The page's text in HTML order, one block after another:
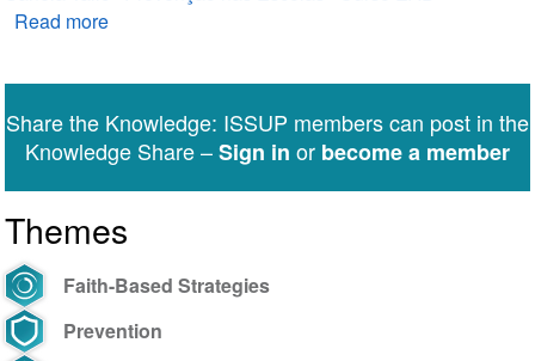
Read moreabout
Curso
de
prevenção
nas
Escolas
Share the Knowledge: ISSUP members can post in the
Knowledge Share –Sign in or become a member
Themes
Faith-Based Strategies
Prevention